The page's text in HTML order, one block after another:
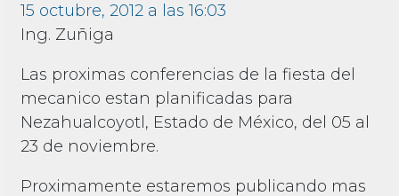
15 octubre, 2012 a las 16:03
Ing. Zuñiga
Las proximas conferencias de la fiesta del
mecanico estan planificadas para
Nezahualcoyotl, Estado de México, del 05 al
23 de noviembre.
Proximamente estaremos publicando mas